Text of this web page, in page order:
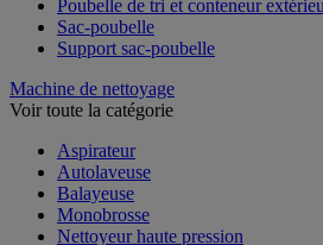
Poubelle de tri et conteneur extérieur
Sac-poubelle
Machine de nettoyage
Aspirateur
Autolaveuse
Balayeuse
Monobrosse